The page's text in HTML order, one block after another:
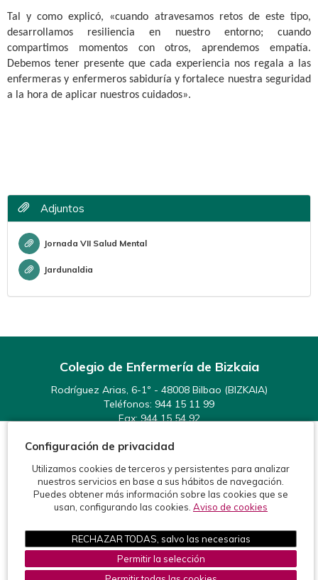
Tal y como explicó, «cuando atravesamos retos de este tipo,
desarrollamos resiliencia en nuestro entorno; cuando
compartimos momentos con otros, aprendemos empatía.
Debemos tener presente que cada experiencia nos regala a las
enfermeras y enfermeros sabiduría y fortalece nuestra seguridad
a la hora de aplicar nuestros cuidados».
Adjuntos
Jornada VII Salud Mental
Jardunaldia
Colegio de Enfermería de Bizkaia
Rodríguez Arias, 6-1º - 48008 Bilbao (BIZKAIA)
Teléfonos: 944 15 11 99
Fax: 944 15 54 92
Protección de datos
Política de cookies Aviso legal
Configuración de privacidad
Utilizamos cookies de terceros y persistentes para analizar
nuestros servicios en base a sus hábitos de navegación.
Puedes obtener más información sobre las cookies que se
usan, configurando las cookies. Aviso de cookies
RECHAZAR TODAS, salvo las necesarias
Permitir la selección